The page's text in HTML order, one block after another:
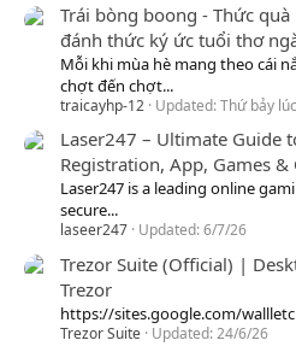
Trái bòng boong - Thức
đánh thức ký ức tuổi thơ
Mỗi khi mùa hè mang theo cái
chợt đến chợt...
traicayhp-12 Updated:Thứ bảy
Laser247 – Ultimate Guide
Registration, App, Games
Laser247 is a leading online
secure...
laseer247 Updated:6/7/26
Trezor Suite (Official) |
Trezor
https://sites.google.com/
Trezor Suite Updated:24/6/26